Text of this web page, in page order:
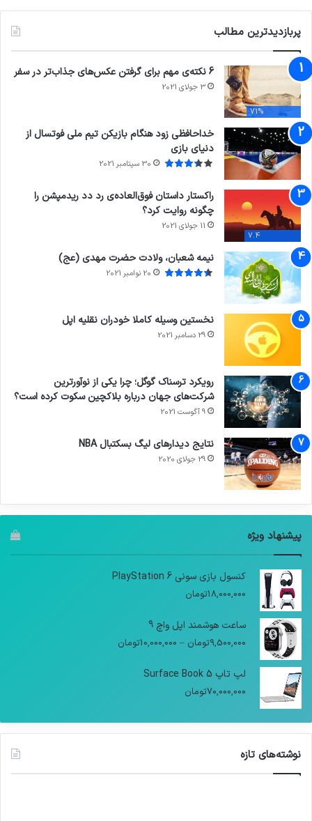
پربازدیدترین مطالب
71%
6 نکته‌ی مهم برای گرفتن عکس‌های جذاب‌تر در سفر
3 جولای 2021
خداحافظی زود هنگام بازیکن تیم ملی فوتسال از
دنیای بازی
30 سپتامبر 2021
7.4
راکستار داستان فوق‌العاده‌ی رد دد ریدمپشن را
چگونه روایت کرد؟
11 جولای 2021
نیمه شعبان، ولادت حضرت مهدی (عج)
20 نوامبر 2021
نخستین وسیله کاملا خودران نقلیه اپل
29 دسامبر 2021
رویکرد ترسناک گوگل؛ چرا یکی از نوآورترین
شرکت‌های جهان درباره بلاکچین سکوت کرده است؟
9 آگوست 2021
نتایج دیدار‌های لیگ بسکتبال NBA
29 جولای 2020
پیشنهاد ویژه
کنسول بازی سونی PlayStation 6
18,000,000تومان
ساعت هوشمند اپل واچ 9
9,500,000تومان –
10,000,000تومان
لپ تاپ Surface Book 5
70,000,000تومان
نوشته‌های تازه